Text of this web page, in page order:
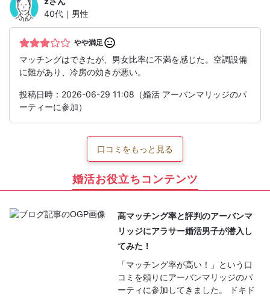
40代｜男性
やや満足
マッチングはできたが、男女比率に不満を感じた。空調設備
に難があり、冷房の効きが悪い。
投稿日時：2026-06-29 11:08（婚活 アーバンマリッジのパ
ーティーに参加）
口コミをもっと見る
婚活お役立ちコンテンツ
高マッチング率と評判のアーバンマ
リッジにアラサー婚活男子が潜入し
てみた！
「マッチング率が高い！」という口
コミを頼りにアーバンマリッジのパ
ーティに参加してきました。 ドキド